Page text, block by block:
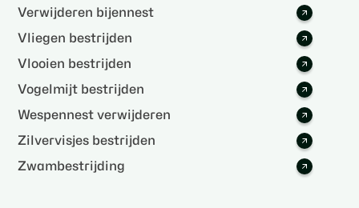
Verwijderen bijennest
Vliegen bestrijden
Vlooien bestrijden
Vogelmijt bestrijden
Wespennest verwijderen
Zilvervisjes bestrijden
Zwambestrijding